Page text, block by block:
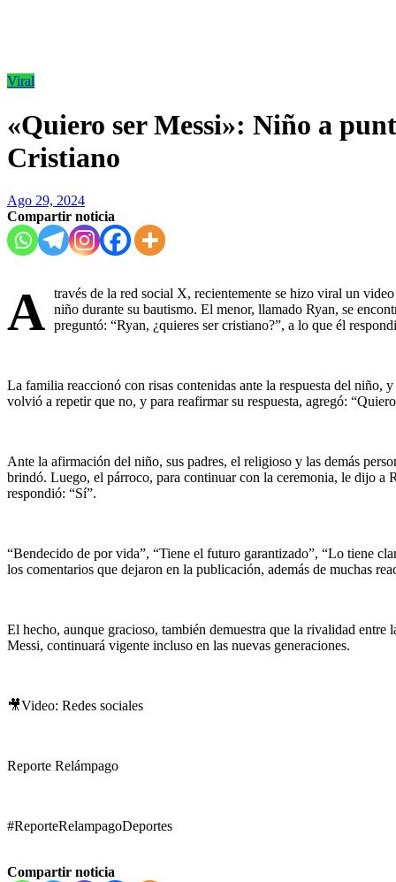
Viral
«Quiero ser Messi»: Niño a
Cristiano
Ago 29, 2024
Compartir noticia
A través de la red social X, recientemente se hizo viral un
niño durante su bautismo. El menor, llamado Ryan, se
preguntó: “Ryan, ¿quieres ser cristiano?”, a lo que él
La familia reaccionó con risas contenidas ante la respuesta del niño,
volvió a repetir que no, y para reafirmar su respuesta, agregó:
Ante la afirmación del niño, sus padres, el religioso y las demás
brindó. Luego, el párroco, para continuar con la ceremonia, le dijo a
respondió: “Sí”.
“Bendecido de por vida”, “Tiene el futuro garantizado”, “Lo tiene
los comentarios que dejaron en la publicación, además de muchas
El hecho, aunque gracioso, también demuestra que la rivalidad
Messi, continuará vigente incluso en las nuevas generaciones.
🎥Video: Redes sociales
Reporte Relámpago
#ReporteRelampagoDeportes
Compartir noticia